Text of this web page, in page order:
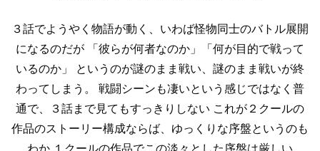
３話でようやく物語が動く、いわば怪物同士のバトル展開
になるのだが 「彼らが何者なのか」「何が目的で戦って
いるのか」
というのが謎のまま戦い、謎のまま戦いが終
わってしまう。
戦闘シーンも凄いという感じではなく普
通で、３話まで見てもすっきりしない これが２クールの
作品のストーリー構成ならば、ゆっくりな序盤というのも
わか １クールの作品でこの淡々とした序盤は厳しい